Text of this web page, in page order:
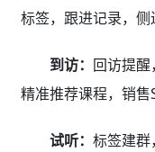
标签，跟进记录，侧
到访： 回访提醒
精准推荐课程，销售
试听： 标签建群